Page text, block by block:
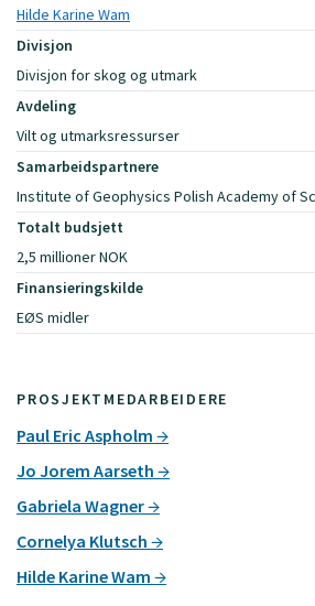
PROSJEKTMEDARBEIDERE
Paul Eric Aspholm
Jo Jorem Aarseth
Gabriela Wagner
Cornelya Klutsch
Hilde Karine Wam
Hilde Karine Wam
Divisjon
Divisjon for skog og utmark
Avdeling
Vilt og utmarksressurser
Samarbeidspartnere
Institute of Geophysics Polish Academy of
Totalt budsjett
2,5 millioner NOK
Finansieringskilde
EØS midler